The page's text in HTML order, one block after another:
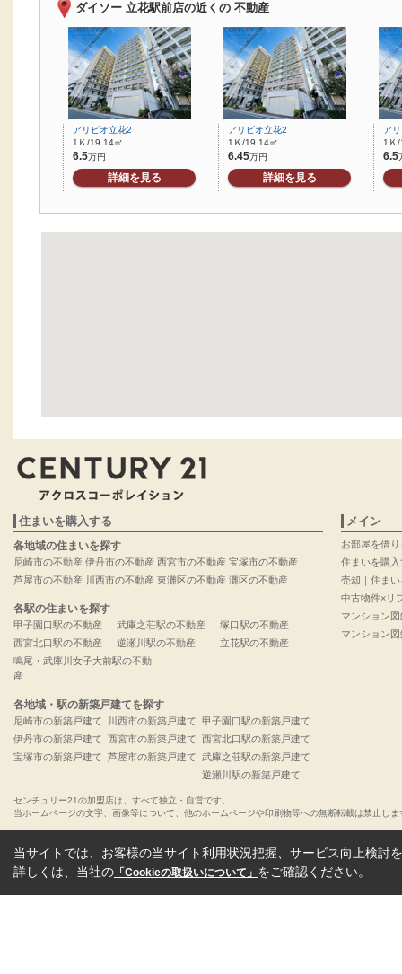
ダイソー 立花駅前店の近くの 不動産
アリビオ立花2
1Ｋ/19.14㎡
6.5万円
詳細を見る
アリビオ立花2
1Ｋ/19.14㎡
6.45万円
詳細を見る
ア
1Ｋ
6.5
住まいを購入する
各地域の住まいを探す
尼崎市の不動産
芦屋市の不動産
伊丹市の不動産
川西市の不動産
西宮市の不動産
東灘区の不動産
宝塚市の不動産
灘区の不動産
各駅の住まいを探す
甲子園口駅の不動産
西宮北口駅の不動産
武庫之荘駅の不動産
逆瀬川駅の不動産
塚口駅の不動産
立花駅の不動産
鳴尾・武庫川女子大前駅の不動
産
各地域・駅の新築戸建てを探す
尼崎市の新築戸建て
伊丹市の新築戸建て
宝塚市の新築戸建て
川西市の新築戸建て
西宮市の新築戸建て
芦屋市の新築戸建て
甲子園口駅の新築戸建て
西宮北口駅の新築戸建て
武庫之荘駅の新築戸建て
逆瀬川駅の新築戸建て
メイン
お部屋を借り
住まいを購入
売却｜住ま
中古物件×リ
マンション
マンション
センチュリー21の加盟店は、すべて独立・自営です。
当ホームページの文字、画像等について、他のホームページや印刷物等への無断転載は禁止しま
当サイトでは、お客様の当サイト利用状況把握、サービス向上検討
詳しくは、当社の 「Cookieの取扱いについて」 をご確認ください。